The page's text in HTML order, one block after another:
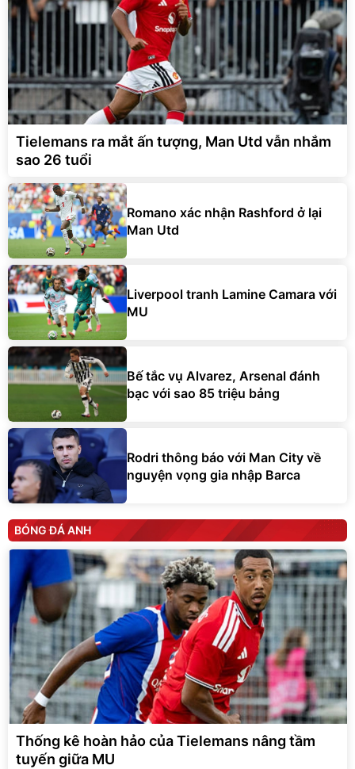
Tielemans ra mắt ấn tượng, Man Utd vẫn nhắm
sao 26 tuổi
Romano xác nhận Rashford ở lại
Man Utd
Liverpool tranh Lamine Camara với
MU
Bế tắc vụ Alvarez, Arsenal đánh
bạc với sao 85 triệu bảng
Rodri thông báo với Man City về
nguyện vọng gia nhập Barca
BÓNG ĐÁ ANH
Thống kê hoàn hảo của Tielemans nâng tầm
tuyến giữa MU